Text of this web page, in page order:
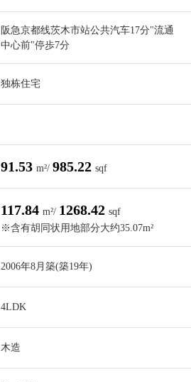
阪急京都线茨木市站公共汽车17分"流通
中心前"停歩7分
独栋住宅
91.53 m²/ 985.22 sqf
117.84 m²/ 1268.42 sqf
※含有胡同状用地部分大约35.07m²
2006年8月築(築19年)
4LDK
木造